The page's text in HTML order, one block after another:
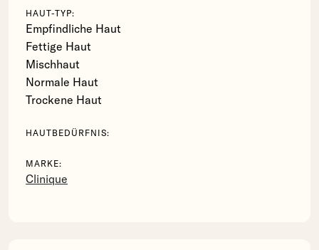
HAUT-TYP:
Empfindliche Haut
Fettige Haut
Mischhaut
Normale Haut
Trockene Haut
HAUTBEDÜRFNIS:
MARKE:
Clinique